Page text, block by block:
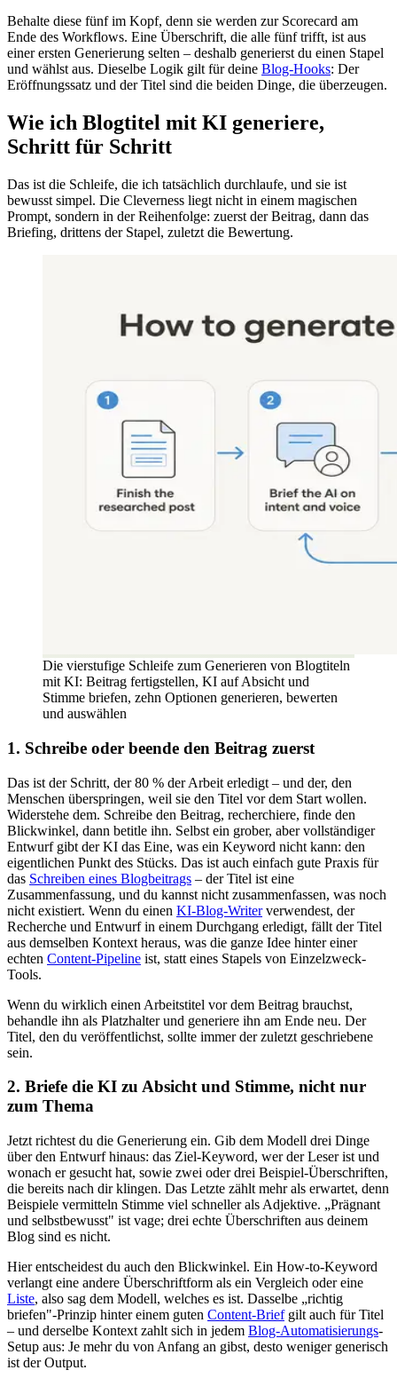
Behalte diese fünf im Kopf, denn sie werden zur Scorecard am
Ende des Workflows. Eine Überschrift, die alle fünf trifft, ist aus
einer ersten Generierung selten – deshalb generierst du einen Stapel
und wählst aus. Dieselbe Logik gilt für deine Blog-Hooks: Der
Eröffnungssatz und der Titel sind die beiden Dinge, die überzeugen.
Wie ich Blogtitel mit KI generiere,
Schritt für Schritt
Das ist die Schleife, die ich tatsächlich durchlaufe, und sie ist
bewusst simpel. Die Cleverness liegt nicht in einem magischen
Prompt, sondern in der Reihenfolge: zuerst der Beitrag, dann das
Briefing, drittens der Stapel, zuletzt die Bewertung.
Die vierstufige Schleife zum Generieren von Blogtiteln
mit KI: Beitrag fertigstellen, KI auf Absicht und
Stimme briefen, zehn Optionen generieren, bewerten
und auswählen
1. Schreibe oder beende den Beitrag zuerst
Das ist der Schritt, der 80 % der Arbeit erledigt – und der, den
Menschen überspringen, weil sie den Titel vor dem Start wollen.
Widerstehe dem. Schreibe den Beitrag, recherchiere, finde den
Blickwinkel, dann betitle ihn. Selbst ein grober, aber vollständiger
Entwurf gibt der KI das Eine, was ein Keyword nicht kann: den
eigentlichen Punkt des Stücks. Das ist auch einfach gute Praxis für
das Schreiben eines Blogbeitrags – der Titel ist eine
Zusammenfassung, und du kannst nicht zusammenfassen, was noch
nicht existiert. Wenn du einen KI-Blog-Writerverwendest, der
Recherche und Entwurf in einem Durchgang erledigt, fällt der Titel
aus demselben Kontext heraus, was die ganze Idee hinter einer
echten Content-Pipeline ist, statt eines Stapels von Einzelzweck-
Tools.
Wenn du wirklich einen Arbeitstitel vor dem Beitrag brauchst,
behandle ihn als Platzhalter und generiere ihn am Ende neu. Der
Titel, den du veröffentlichst, sollte immer der zuletzt geschriebene
sein.
2. Briefe die KI zu Absicht und Stimme, nicht nur
zum Thema
Jetzt richtest du die Generierung ein. Gib dem Modell drei Dinge
über den Entwurf hinaus: das Ziel-Keyword, wer der Leser ist und
wonach er gesucht hat, sowie zwei oder drei Beispiel-Überschriften,
die bereits nach dir klingen. Das Letzte zählt mehr als erwartet, denn
Beispiele vermitteln Stimme viel schneller als Adjektive. „Prägnant
und selbstbewusst" ist vage; drei echte Überschriften aus deinem
Blog sind es nicht.
Hier entscheidest du auch den Blickwinkel. Ein How-to-Keyword
verlangt eine andere Überschriftform als ein Vergleich oder eine
Liste, also sag dem Modell, welches es ist. Dasselbe „richtig
briefen"-Prinzip hinter einem guten Content-Briefgilt auch für Titel
– und derselbe Kontext zahlt sich in jedem Blog-Automatisierungs-
Setup aus: Je mehr du von Anfang an gibst, desto weniger generisch
ist der Output.